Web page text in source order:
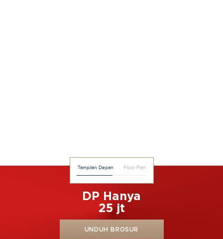
Tampilan Depan Floor Plan
DP Hanya
25 jt
UNDUH BROSUR